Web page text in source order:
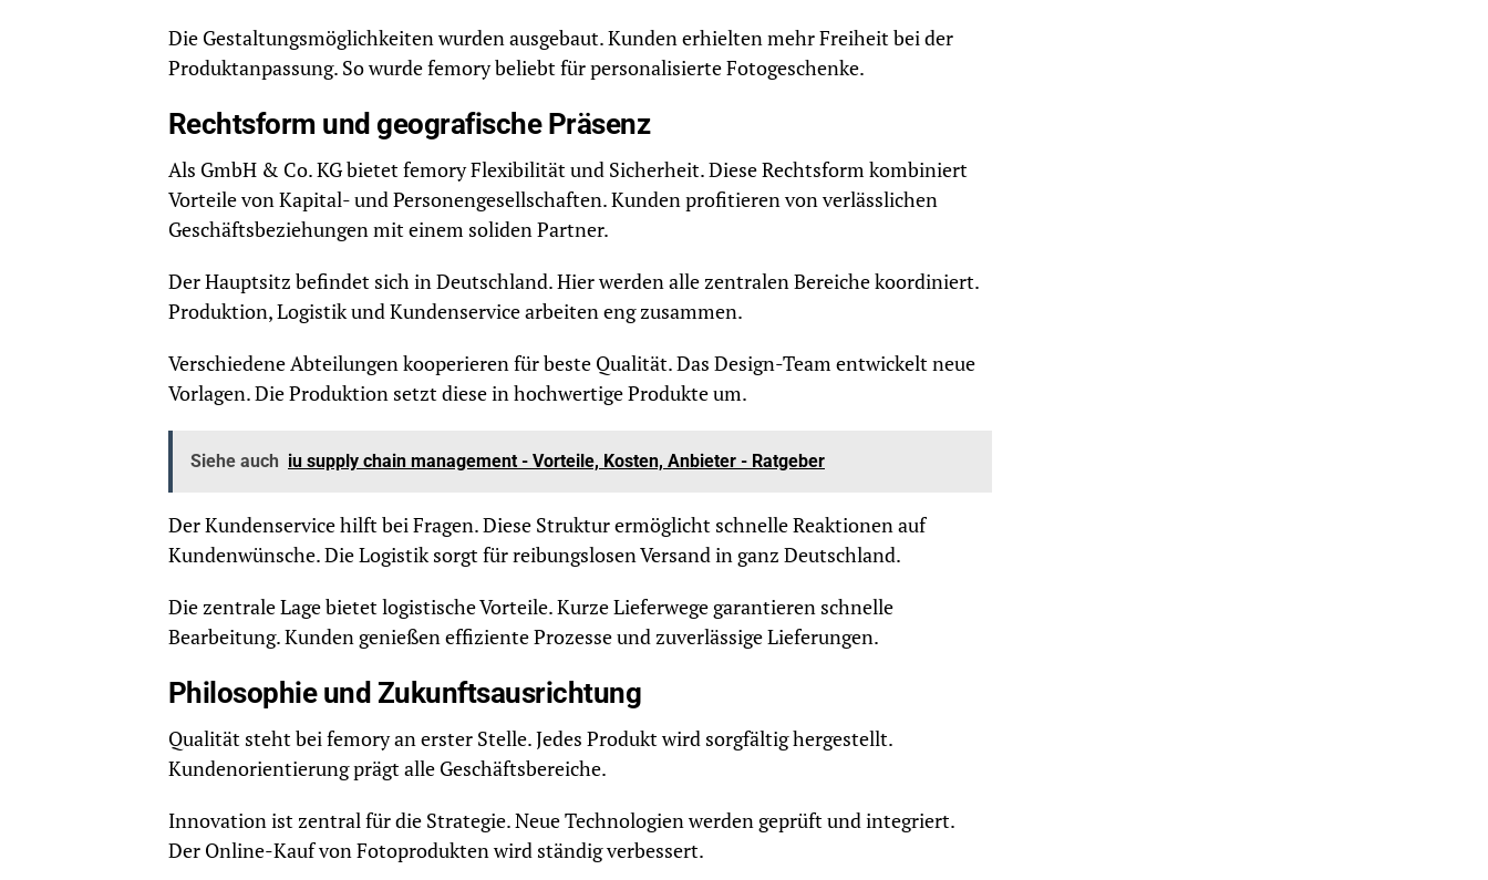
Die Gestaltungsmöglichkeiten wurden ausgebaut. Kunden erhielten mehr Freiheit bei der
Produktanpassung. So wurde femory beliebt für personalisierte Fotogeschenke.
Rechtsform und geografische Präsenz
Als GmbH & Co. KG bietet femory Flexibilität und Sicherheit. Diese Rechtsform kombiniert
Vorteile von Kapital- und Personengesellschaften. Kunden profitieren von verlässlichen
Geschäftsbeziehungen mit einem soliden Partner.
Der Hauptsitz befindet sich in Deutschland. Hier werden alle zentralen Bereiche koordiniert.
Produktion, Logistik und Kundenservice arbeiten eng zusammen.
Verschiedene Abteilungen kooperieren für beste Qualität. Das Design-Team entwickelt neue
Vorlagen. Die Produktion setzt diese in hochwertige Produkte um.
Siehe auch iu supply chain management - Vorteile, Kosten, Anbieter - Ratgeber
Der Kundenservice hilft bei Fragen. Diese Struktur ermöglicht schnelle Reaktionen auf
Kundenwünsche. Die Logistik sorgt für reibungslosen Versand in ganz Deutschland.
Die zentrale Lage bietet logistische Vorteile. Kurze Lieferwege garantieren schnelle
Bearbeitung. Kunden genießen effiziente Prozesse und zuverlässige Lieferungen.
Philosophie und Zukunftsausrichtung
Qualität steht bei femory an erster Stelle. Jedes Produkt wird sorgfältig hergestellt.
Kundenorientierung prägt alle Geschäftsbereiche.
Innovation ist zentral für die Strategie. Neue Technologien werden geprüft und integriert.
Der Online-Kauf von Fotoprodukten wird ständig verbessert.